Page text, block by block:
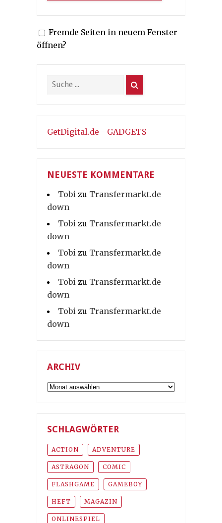
Fremde Seiten in neuem Fenster
öffnen?
GetDigital.de - GADGETS
NEUESTE KOMMENTARE
Tobi zu Transfermarkt.de
down
Tobi zu Transfermarkt.de
down
Tobi zu Transfermarkt.de
down
Tobi zu Transfermarkt.de
down
Tobi zu Transfermarkt.de
down
ARCHIV
Archiv
SCHLAGWÖRTER
ACTION ADVENTURE
ASTRAGON COMIC
FLASHGAME GAMEBOY
HEFT MAGAZIN
ONLINESPIEL